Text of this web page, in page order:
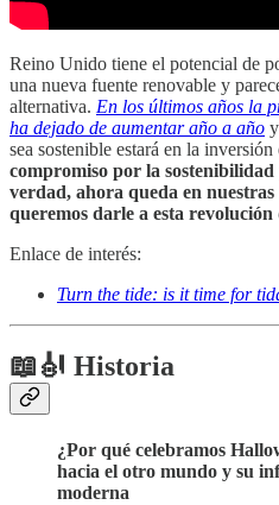
Reino Unido tiene el potencial de
una nueva fuente renovable y
alternativa. En los últimos años la
ha dejado de aumentar año a año
sea sostenible estará en la
compromiso por la sostenibilidad
verdad, ahora queda en
queremos darle a esta
Enlace de interés:
Turn the tide: is it time for
📖🎻 Historia
¿Por qué celebramos
hacia el otro mundo y su
moderna